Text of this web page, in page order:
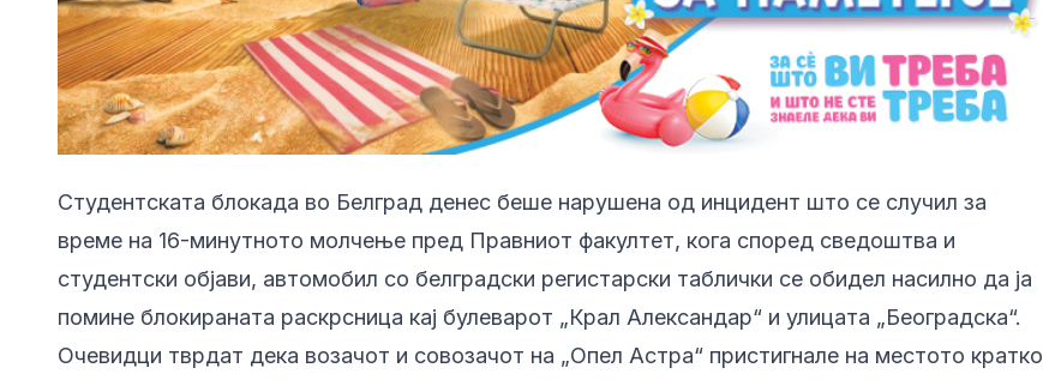
Студентската блокада во Белград денес беше нарушена од инцидент што се случил за
време на 16-минутното молчење пред Правниот факултет, кога според сведоштва и
студентски објави, автомобил со белградски регистарски таблички се обидел насилно да ја
помине блокираната раскрсница кај булеварот „Крал Александар“ и улицата „Београдска“.
Очевидци тврдат дека возачот и совозачот на „Опел Астра“ пристигнале на местото кратко